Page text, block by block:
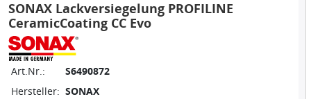
SONAX Lackversiegelung PROFILINE
CeramicCoating CC Evo
Art.Nr.:
S6490872
Hersteller: SONAX